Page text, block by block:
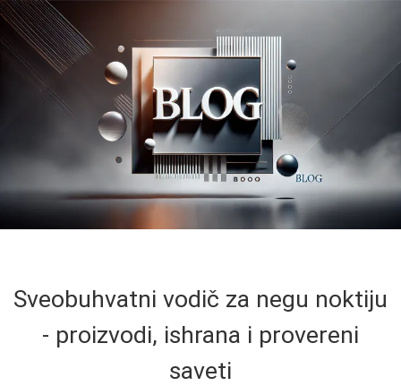
Sveobuhvatni vodič za negu noktiju
- proizvodi, ishrana i provereni
saveti